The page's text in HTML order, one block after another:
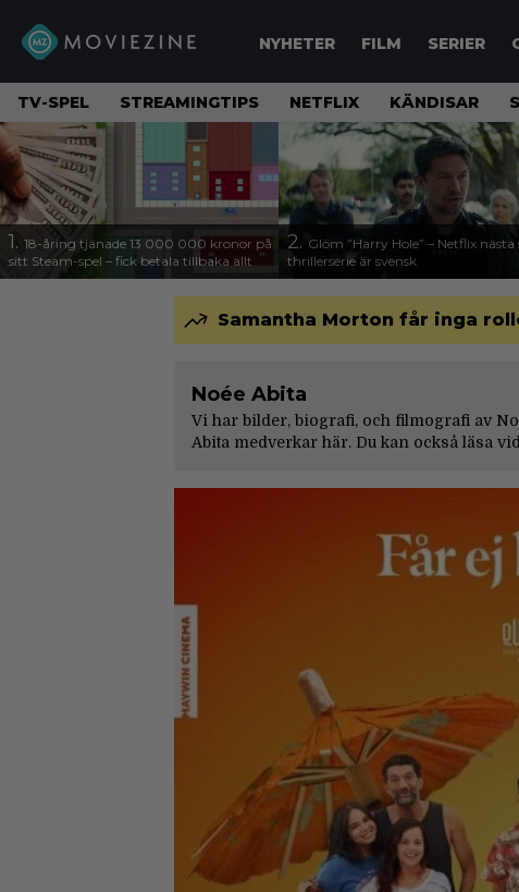
NYHETER FILM SERIER
TV-SPEL STREAMINGTIPS NETFLIX KÄNDISAR
1. 18-åring tjänade 13 000 000 kronor på
sitt Steam-spel – fick betala tillbaka allt
2. Glöm ”Harry Hole” – Netflix nästa
thrillerserie är svensk
Samantha Morton får inga
Noée Abita
Vi har bilder, biografi, och filmografi av
Abita medverkar här. Du kan också läsa